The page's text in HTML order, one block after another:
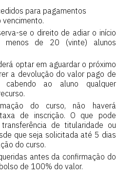
para pagamentos
se o direito de adiar o início
menos de 20 (vinte) alunos
optar em aguardar o próximo
a devolução do valor pago de
cabendo ao aluno qualquer
do curso, não haverá
de inscrição. O que pode
de titularidade ou
que seja solicitada até 5 dias
do curso.
antes da confirmação do
de 100% do valor.